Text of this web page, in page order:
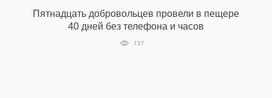
Пятнадцать добровольцев провели в пещере
40 дней без телефона и часов
737